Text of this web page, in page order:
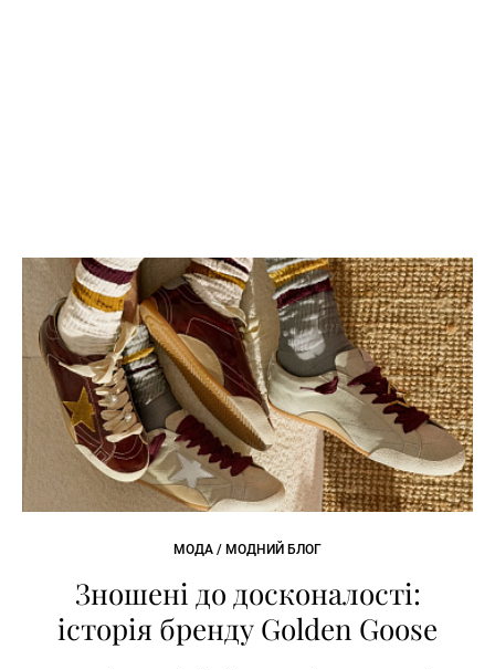
МОДА / МОДНИЙ БЛОГ
Зношені до досконалості:
історія бренду Golden Goose